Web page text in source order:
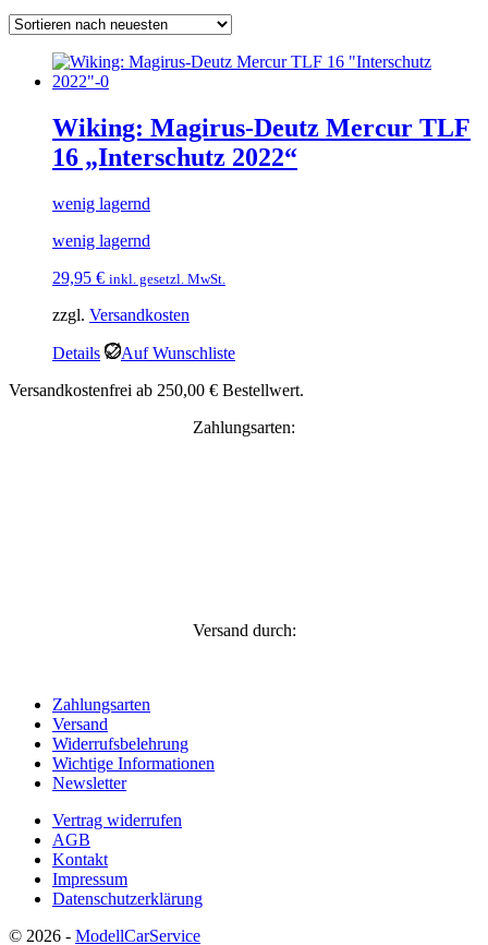
Wiking: Magirus-Deutz Mercur TLF
16 „Interschutz 2022“
wenig lagernd
wenig lagernd
29,95 € inkl. gesetzl. MwSt.
zzgl. Versandkosten
Details
Auf Wunschliste
Versandkostenfrei ab 250,00 € Bestellwert.
Zahlungsarten:
Versand durch:
Zahlungsarten
Versand
Widerrufsbelehrung
Wichtige Informationen
Newsletter
Vertrag widerrufen
AGB
Kontakt
Impressum
Datenschutzerklärung
© 2026 - ModellCarService